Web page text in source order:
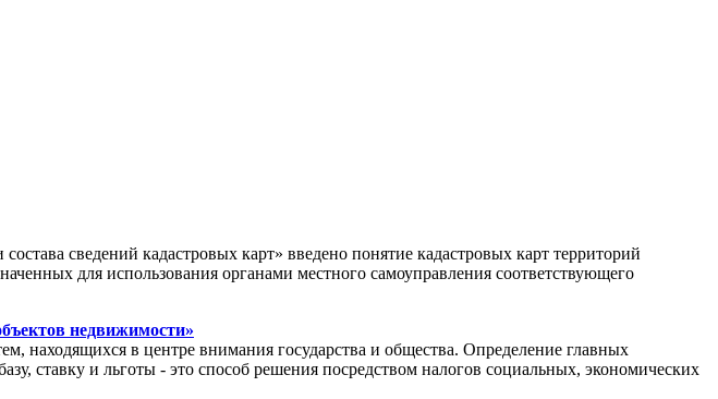
сведений кадастровых карт» введено понятие кадастровых карт территорий
для использования органами местного самоуправления соответствующего
недвижимости»
в центре внимания государства и общества. Определение главных
ставку и льготы - это способ решения посредством налогов социальных, экономических